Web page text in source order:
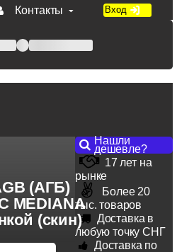
Контакты Вход
(АГБ)
MEDIANA
(скин)
Нашли
дешевле?
17 лет на
рынке
Более 20
тыс. товаров
Доставка в
любую точку СНГ
Доставка по